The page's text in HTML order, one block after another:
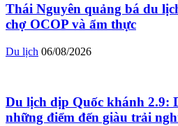
Thái Nguyên quảng bá du
chợ OCOP và ẩm thực
Du lịch 06/08/2026
Du lịch dịp Quốc khánh 2.9:
những điểm đến giàu trải